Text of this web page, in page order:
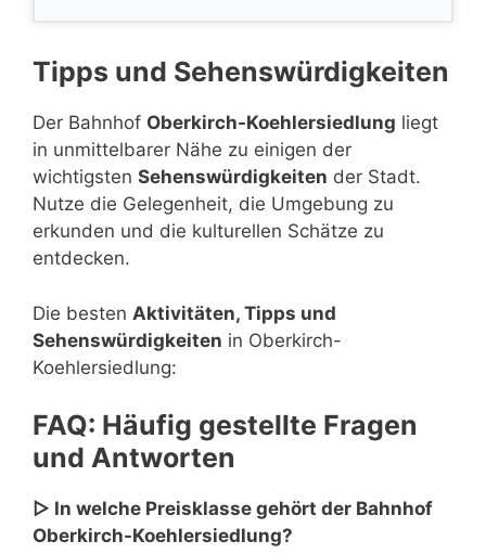
Tipps und Sehenswürdigkeiten
Der Bahnhof Oberkirch-Koehlersiedlung liegt
in unmittelbarer Nähe zu einigen der
wichtigsten Sehenswürdigkeiten der Stadt.
Nutze die Gelegenheit, die Umgebung zu
erkunden und die kulturellen Schätze zu
entdecken.
Die besten Aktivitäten, Tipps und
Sehenswürdigkeiten in Oberkirch-
Koehlersiedlung:
FAQ: Häufig gestellte Fragen
und Antworten
▷ In welche Preisklasse gehört der Bahnhof
Oberkirch-Koehlersiedlung?